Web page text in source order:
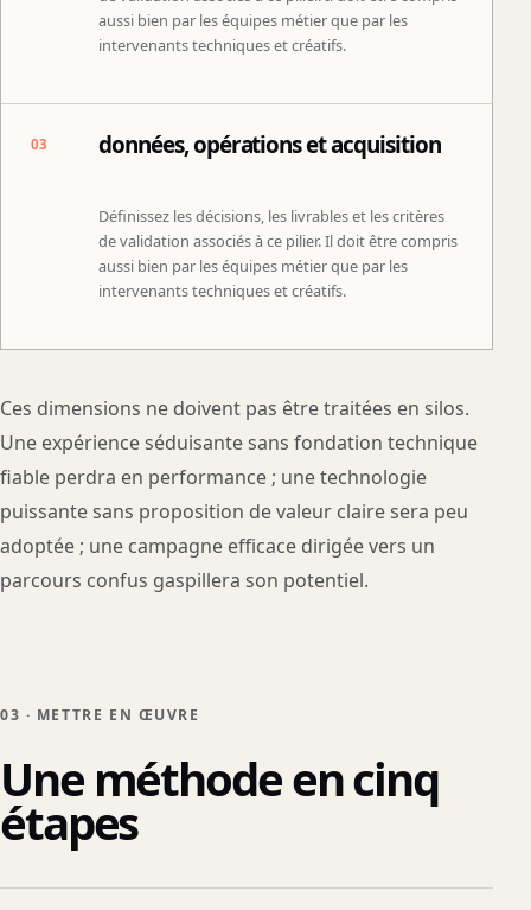
aussi bien par les équipes métier que par les
intervenants techniques et créatifs.
03 données, opérations et acquisition
Définissez les décisions, les livrables et les critères
de validation associés à ce pilier. Il doit être compris
aussi bien par les équipes métier que par les
intervenants techniques et créatifs.
Ces dimensions ne doivent pas être traitées en silos.
Une expérience séduisante sans fondation technique
fiable perdra en performance ; une technologie
puissante sans proposition de valeur claire sera peu
adoptée ; une campagne efficace dirigée vers un
parcours confus gaspillera son potentiel.
03 · METTRE EN ŒUVRE
Une méthode en cinq
étapes